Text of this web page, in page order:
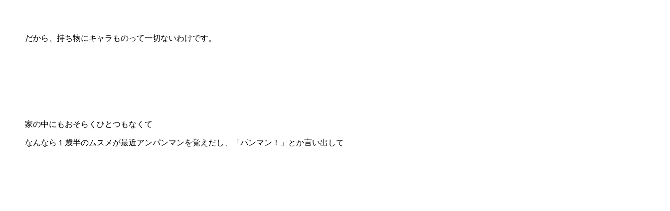
だから、持ち物にキャラものって一切ないわけです。
家の中にもおそらくひとつもなくて
なんなら１歳半のムスメが最近アンパンマンを覚えだし、「パンマン！」とか言い出して